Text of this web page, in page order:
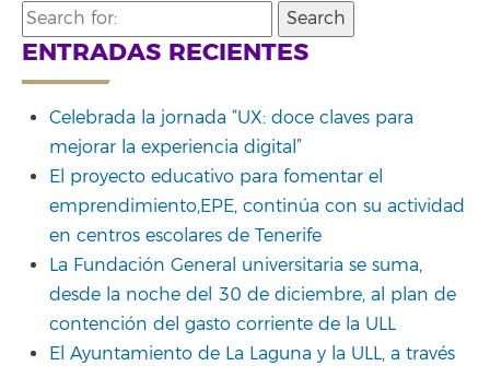
Search
for:
ENTRADAS RECIENTES
Celebrada la jornada “UX: doce claves para
mejorar la experiencia digital”
El proyecto educativo para fomentar el
emprendimiento,EPE, continúa con su actividad
en centros escolares de Tenerife
La Fundación General universitaria se suma,
desde la noche del 30 de diciembre, al plan de
contención del gasto corriente de la ULL
El Ayuntamiento de La Laguna y la ULL, a través